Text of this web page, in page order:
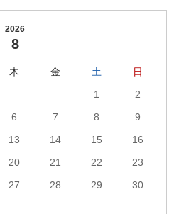
2026
8
木 金 土
日
1
2
6 7 8
9
13 14 15
16
20 21 22
23
27 28 29
30